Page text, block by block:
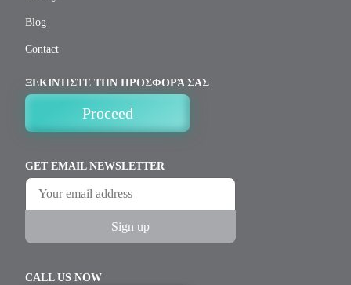
Blog
Contact
ΞΕΚΙΝΉΣΤΕ ΤΗΝ ΠΡΟΣΦΟΡΆ ΣΑΣ
Proceed
GET EMAIL NEWSLETTER
CALL US NOW